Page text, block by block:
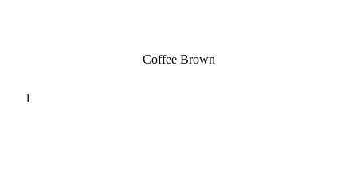
Coffee Brown